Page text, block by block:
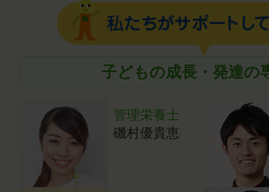
子どもの成長・発達の
管理栄養士
磯村優貴恵